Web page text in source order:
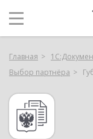
Главная
Выбор партнёра